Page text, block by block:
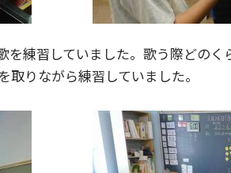
を練習していました。歌う際どの
りながら練習していました。